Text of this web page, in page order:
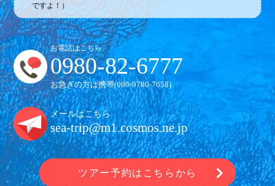
ですよ！）
お電話はこちら
0980-82-6777
お急ぎの方は携帯(090-9780-7658)
メールはこちら
sea-trip@m1.cosmos.ne.jp
ツアー予約はこちらから